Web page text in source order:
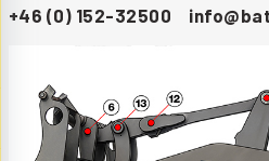
+46 (0) 152-32500